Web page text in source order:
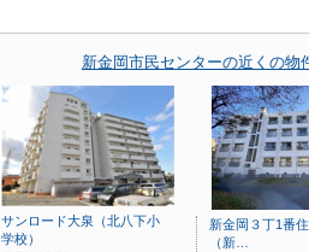
新金岡市民センターの近くの物
サンロード大泉（北八下小
学校）
新金岡３丁1番
（新…